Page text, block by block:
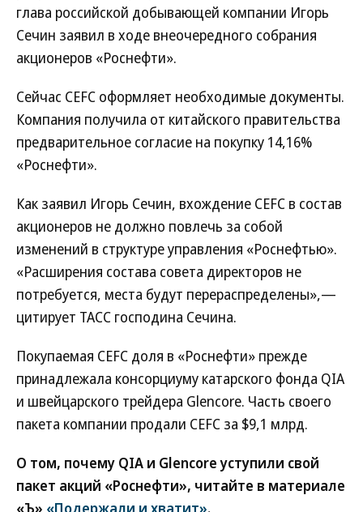
глава российской добывающей компании Игорь
Сечин заявил в ходе внеочередного собрания
акционеров «Роснефти».
Сейчас CEFC оформляет необходимые документы.
Компания получила от китайского правительства
предварительное согласие на покупку 14,16%
«Роснефти».
Как заявил Игорь Сечин, вхождение CEFC в состав
акционеров не должно повлечь за собой
изменений в структуре управления «Роснефтью».
«Расширения состава совета директоров не
потребуется, места будут перераспределены»,—
цитирует ТАСС господина Сечина.
Покупаемая CEFC доля в «Роснефти» прежде
принадлежала консорциуму катарского фонда QIA
и швейцарского трейдера Glencore. Часть своего
пакета компании продали CEFC за $9,1 млрд.
О том, почему QIA и Glencore уступили свой
пакет акций «Роснефти», читайте в материале
«Ъ» «Подержали и хватит».